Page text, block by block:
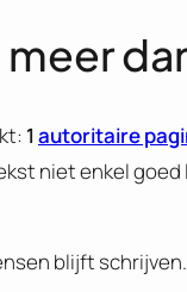
1autoritaire
niet enkel
blijft